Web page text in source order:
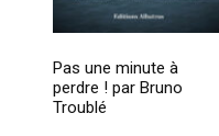
Pas une minute à
perdre ! par Bruno
Troublé